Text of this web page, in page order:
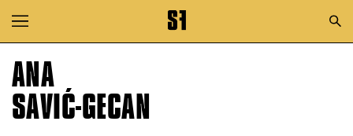
Zur Hauptnavigation springen
Zum Hauptinhalt springen
Zum Footer springen
ANA
SAVIĆ-GECAN